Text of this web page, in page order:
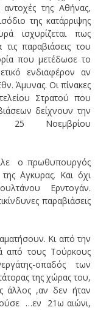
αντοχές της Αθήνας,
της κατάρριψης
ισχυρίζεται πως
παραβιάσεις του
που μετέδωσε το
ενδιαφέρον αν
Άμυνας. Οι πίνακες
Στρατού που
δείχνουν την
25 Νοεμβρίου
ο πρωθυπουργός
΄Αγκυρας. Και όχι
Ερντογάν.
παραβιάσεις
Κι από την
από τους Τούρκους
οπαδός των
της χώρας του,
άλλος ,αν δεν ήταν
…εν 21ω αιώνι,